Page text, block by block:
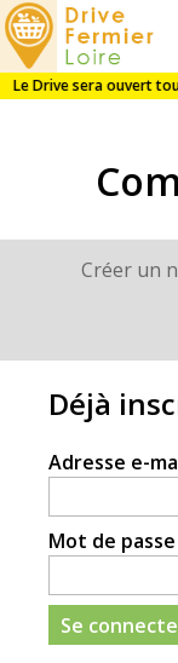
OngletsCréer un
Déjà
Adresse e-
Mot de passe